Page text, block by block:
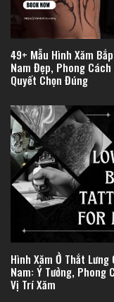
49+ Mẫu Hình Xăm
Nam Đẹp, Phong
Quyết Chọn Đúng
Hình Xăm Ở Thắt Lưng
Nam: Ý Tưởng, Phong
Vị Trí Xăm